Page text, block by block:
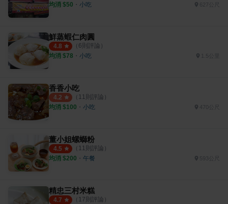
均消 $50 ・ 小吃
鮮蒸蝦仁肉圓
4.8 （ 6則評論）
均消 $78 ・ 小吃 1.5公里
香香小吃
4.2 （ 11 則評論）
均消 $100 ・ 小吃 470公尺
董小姐螺螄粉
4.5 （ 11 則評論）
均消 $200 ・ 午餐 593公尺
精忠三村米糕
4.7 （ 17則評論）